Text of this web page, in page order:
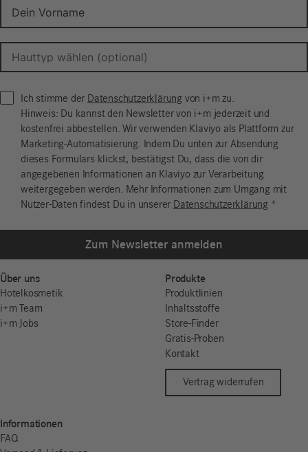
Ich stimme der Datenschutzerklärung von i+m zu.
Hinweis: Du kannst den Newsletter von i+m jederzeit und
kostenfrei abbestellen. Wir verwenden Klaviyo als Plattform zur
Marketing-Automatisierung. Indem Du unten zur Absendung
dieses Formulars klickst, bestätigst Du, dass die von dir
angegebenen Informationen an Klaviyo zur Verarbeitung
weitergegeben werden. Mehr Informationen zum Umgang mit
Nutzer-Daten findest Du in unserer Datenschutzerklärung*
Zum Newsletter anmelden
Über uns
Hotelkosmetik
i+m Team
i+m Jobs
Produkte
Produktlinien
Inhaltsstoffe
Store-Finder
Gratis-Proben
Kontakt
Vertrag widerrufen
Informationen
FAQ